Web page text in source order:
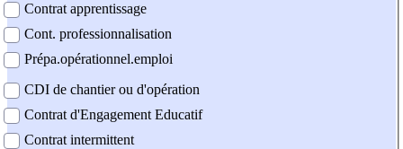
Contrat apprentissage
Cont. professionnalisation
Prépa.opérationnel.emploi
CDI de chantier ou d'opération
Contrat d'Engagement Educatif
Contrat intermittent